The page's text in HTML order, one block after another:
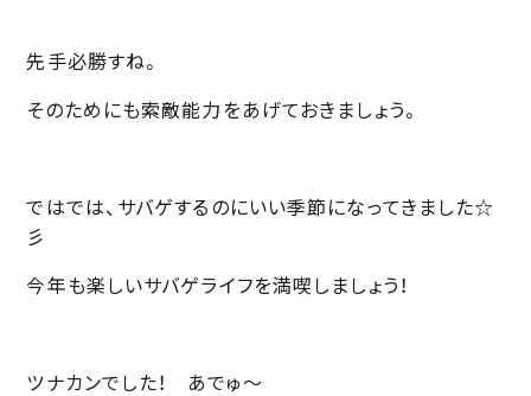
先手必勝すね。
そのためにも索敵能力をあげておきましょう。
ではでは、サバゲするのにいい季節になってきました☆
彡
今年も楽しいサバゲライフを満喫しましょう！
ツナカンでした！ あでゅ～